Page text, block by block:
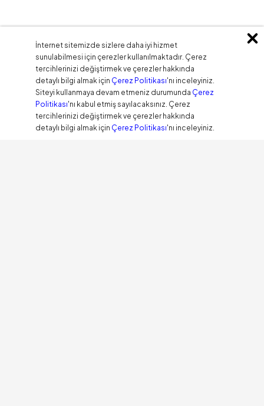
İnternet sitemizde sizlere daha iyi hizmet
sunulabilmesi için çerezler kullanılmaktadır. Çerez
tercihlerinizi değiştirmek ve çerezler hakkında
detaylı bilgi almak için Çerez Politikası'nı inceleyiniz.
Siteyi kullanmaya devam etmeniz durumunda Çerez
Politikası'nı kabul etmiş sayılacaksınız. Çerez
tercihlerinizi değiştirmek ve çerezler hakkında
detaylı bilgi almak için Çerez Politikası'nı inceleyiniz.